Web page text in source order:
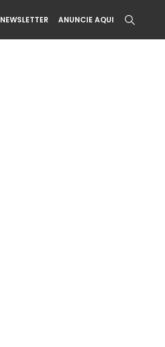
NEWSLETTER ANUNCIE AQUI